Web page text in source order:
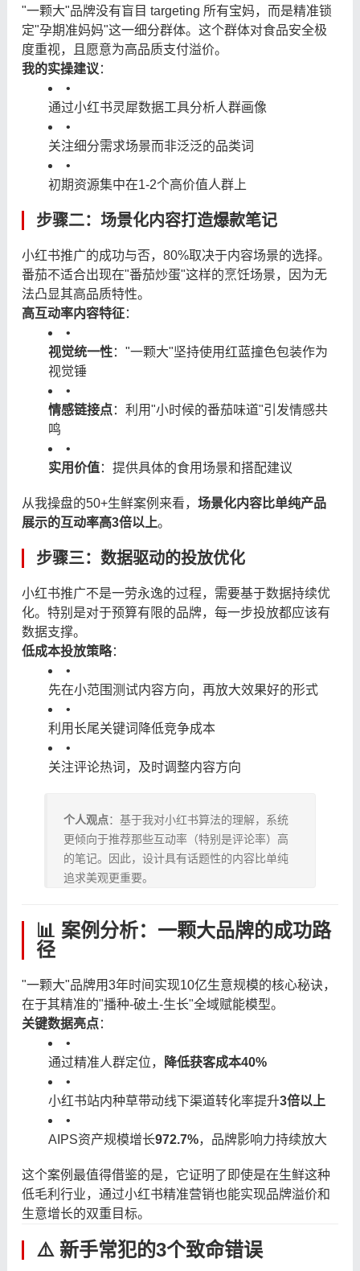
"一颗大"品牌没有盲目 targeting 所有宝妈，而是精准锁
定"孕期准妈妈"这一细分群体。这个群体对食品安全极
度重视，且愿意为高品质支付溢价。
我的实操建议 ：
•
通过小红书灵犀数据工具分析人群画像
•
关注细分需求场景而非泛泛的品类词
•
初期资源集中在1-2个高价值人群上
步骤二：场景化内容打造爆款笔记
小红书推广的成功与否，80%取决于内容场景的选择。
番茄不适合出现在"番茄炒蛋"这样的烹饪场景，因为无
法凸显其高品质特性。
高互动率内容特征：
•
视觉统一性："一颗大"坚持使用红蓝撞色包装作为
视觉锤
•
情感链接点：利用"小时候的番茄味道"引发情感共
鸣
•
实用价值：提供具体的食用场景和搭配建议
从我操盘的50+生鲜案例来看， 场景化内容比单纯产品
展示的互动率高3倍以上。
步骤三：数据驱动的投放优化
小红书推广不是一劳永逸的过程，需要基于数据持续优
化。特别是对于预算有限的品牌，每一步投放都应该有
数据支撑。
低成本投放策略：
•
先在小范围测试内容方向，再放大效果好的形式
•
利用长尾关键词降低竞争成本
•
关注评论热词，及时调整内容方向
个人观点：基于我对小红书算法的理解，系统
更倾向于推荐那些互动率（特别是评论率）高
的笔记。因此，设计具有话题性的内容比单纯
追求美观更重要。
📊 案例分析：一颗大品牌的成功路
径
"一颗大"品牌用3年时间实现10亿生意规模的核心秘诀，
在于其精准的"播种-破土-生长"全域赋能模型。
关键数据亮点：
•
通过精准人群定位，
降低获客成本40%
•
小红书站内种草带动线下渠道转化率提升3倍以上
•
AIPS资产规模增长972.7%，品牌影响力持续放大
这个案例最值得借鉴的是，它证明了即使是在生鲜这种
低毛利行业，通过小红书精准营销也能实现品牌溢价和
生意增长的双重目标。
⚠️ 新手常犯的3个致命错误